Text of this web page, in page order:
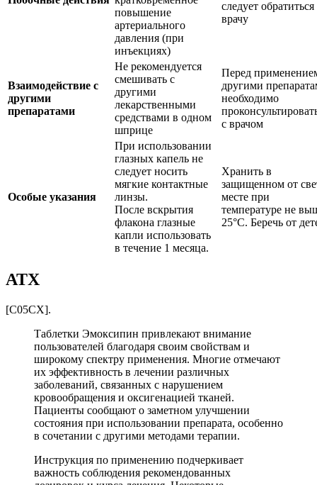
повышение
артериального
давления (при
инъекциях)
следует обратиться
врачу
Взаимодействие с
другими
препаратами
Не рекомендуется
смешивать с
другими
лекарственными
средствами в одном
шприце
Перед
другими
необходимо
с врачом
Особые указания
При использовании
глазных капель не
следует носить
мягкие контактные
линзы.
После вскрытия
флакона глазные
капли использовать
в течение 1 месяца.
Хранить в
защищенном от
месте при
температуре не
25°C. Беречь от
АТХ
[С05СХ].
Таблетки Эмоксипин привлекают внимание
пользователей благодаря своим свойствам и
широкому спектру применения. Многие отмечают
их эффективность в лечении различных
заболеваний, связанных с нарушением
кровообращения и оксигенацией тканей.
Пациенты сообщают о заметном улучшении
состояния при использовании препарата, особенно
в сочетании с другими методами терапии.
Инструкция по применению подчеркивает
важность соблюдения рекомендованных